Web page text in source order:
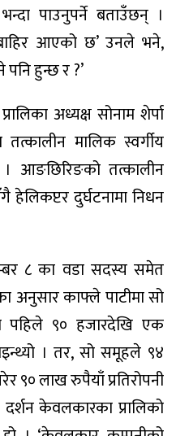
पाउनुपर्ने बताउँछन् ।
आएको छ’ उनले भने,
पनि हुन्छ र ?’
अध्यक्ष सोनाम शेर्पा
मालिक स्वर्गीय
आङछिरिङको तत्कालीन
हेलिकप्टर दुर्घटनामा निधन
८ का वडा सदस्य समेत
अनुसार काफ्ले पाटीमा सो
पहिले ९० हजारदेखि एक
। तर, सो समूहले ९४
९० लाख रुपैयाँ प्रतिरोपनी
केवलकारका प्रालिको